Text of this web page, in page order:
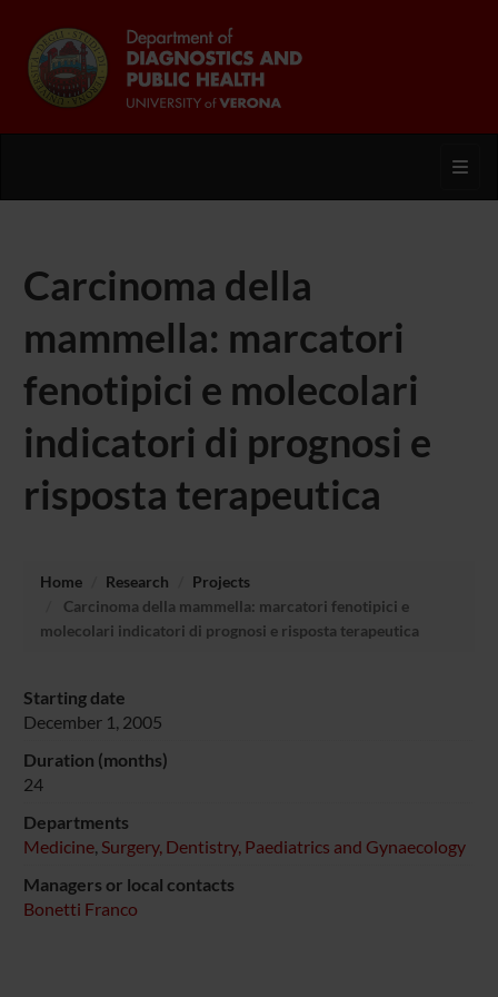
Carcinoma della
mammella: marcatori
fenotipici e molecolari
indicatori di prognosi e
risposta terapeutica
Home Research
Projects
Carcinoma della mammella: marcatori fenotipici e
molecolari indicatori di prognosi e risposta terapeutica
Starting date
December 1, 2005
Duration (months)
24
Departments
Medicine, Surgery, Dentistry, Paediatrics and Gynaecology
Managers or local contacts
Bonetti Franco